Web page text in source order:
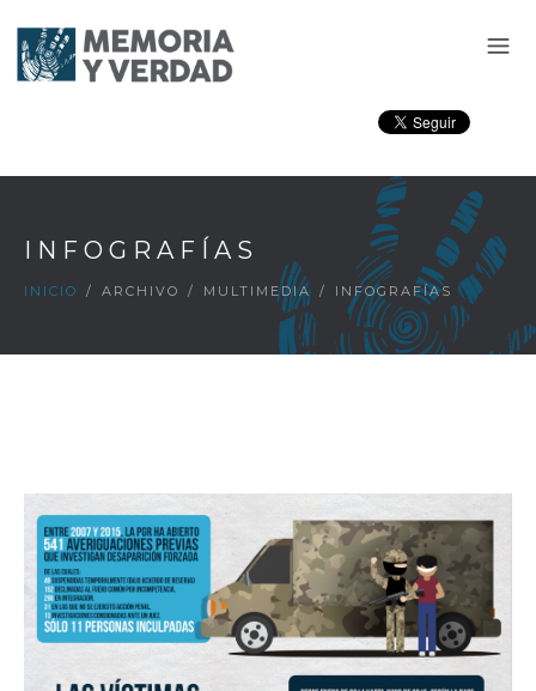
INFOGRAFÍAS
INICIO / ARCHIVO / MULTIMEDIA / INFOGRAFÍAS